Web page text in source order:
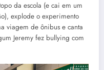
da escola (e cai em um
explode o experimento
viagem de ônibus e canta
Jeremy fez bullying com